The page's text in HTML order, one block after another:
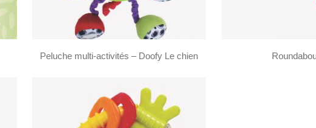
Peluche multi-activités – Doofy Le chien